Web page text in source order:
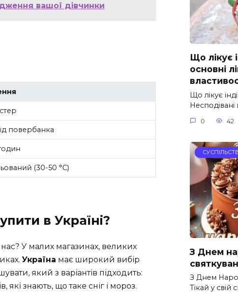
вашої дівчинки
повербанка
(30-50 °C)
в Україні?
У малих магазинах, великих
Україна має широкий вибір
який з варіантів підходить:
знають, що таке сніг і мороз.
Що лікує
основні
Що лікує
Несподівані
0 42
З Днем
З Днем
Тікай у свій